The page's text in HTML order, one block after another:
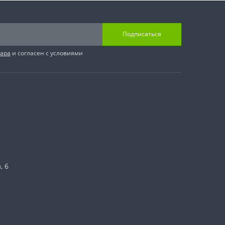
Подписаться
и согласен с условиями
6